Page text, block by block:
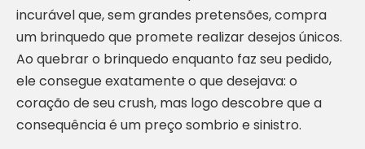
incurável que, sem grandes pretensões, compra
um brinquedo que promete realizar desejos únicos.
Ao quebrar o brinquedo enquanto faz seu pedido,
ele consegue exatamente o que desejava: o
coração de seu crush, mas logo descobre que a
consequência é um preço sombrio e sinistro.